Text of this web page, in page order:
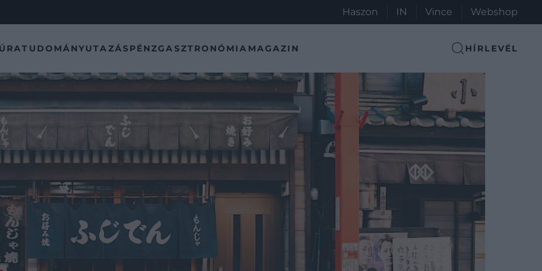
Haszon IN Vince Webshop
TUDOMÁNYUTAZÁSPÉNZGASZTRONÓMIA MAGAZIN HÍRLEVÉL